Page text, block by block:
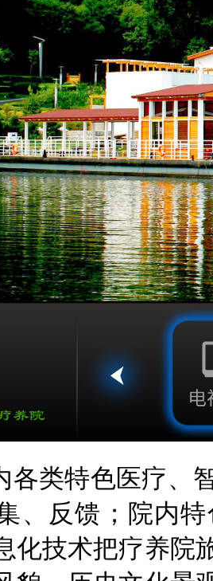
各类特色医疗、
、反馈；院内
化技术把疗养院